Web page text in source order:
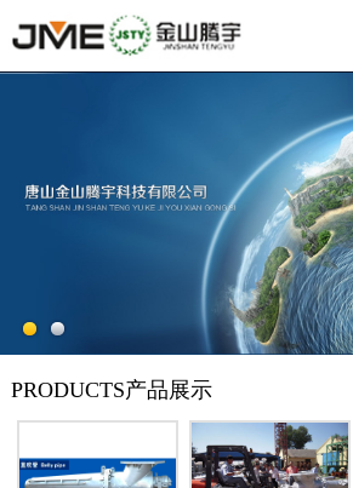
PRODUCTS产品展示